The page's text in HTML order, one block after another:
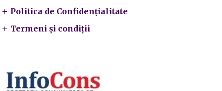
Politica de Confidențialitate
Termeni și condiții